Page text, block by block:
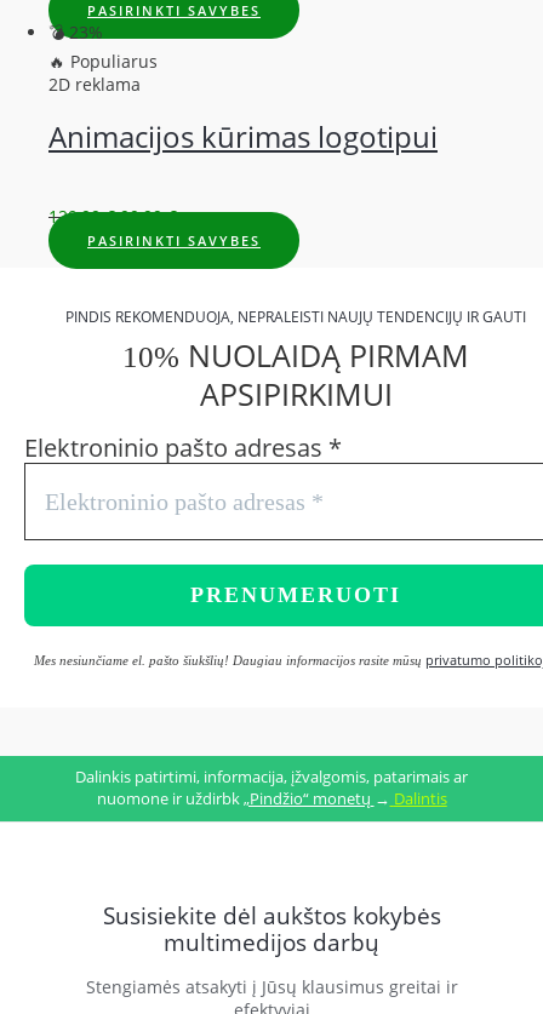
PASIRINKTI SAVYBES
💣 23%
🔥 Populiarus
2D reklama
Animacijos kūrimas logotipui
129,99€ 99,99€
PASIRINKTI SAVYBES
PINDIS REKOMENDUOJA, NEPRALEISTI NAUJŲ TENDENCIJŲ IR GAUTI
10% NUOLAIDĄ PIRMAM
APSIPIRKIMUI
Elektroninio pašto adresas *
Mes nesiunčiame el. pašto šiukšlių! Daugiau informacijos rasite mūsų privatumo
Dalinkis patirtimi, informacija, įžvalgomis, patarimais ar
nuomone ir uždirbk„Pindžio“ monetų → Dalintis
Susisiekite dėl aukštos kokybės
multimedijos darbų
Stengiamės atsakyti į Jūsų klausimus greitai ir